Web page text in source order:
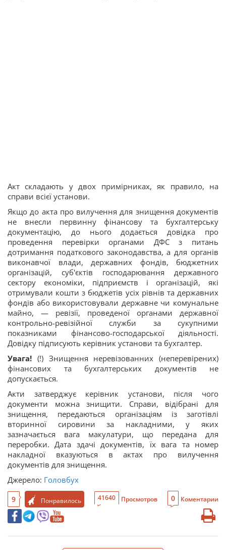
Акт складають у двох примірниках, як правило, на
справи всієї установи.
Якщо до акта про вилучення для знищення документів
не внесли первинну фінансову та бухгалтерську
документацію, до нього додається довідка про
проведення перевірки органами ДФС з питань
дотримання податкового законодавства, а для органів
виконавчої влади, державних фондів, бюджетних
організацій, суб'єктів господарювання державного
сектору економіки, підприємств і організацій, які
отримували кошти з бюджетів усіх рівнів та державних
фондів або використовували державне чи комунальне
майно, — ревізії, проведеної органами державної
контрольно-ревізійної служби за сукупними
показниками фінансово-господарської діяльності.
Довідку підписують керівник установи та бухгалтер.
Увага! (!) Знищення неревізованних (неперевірених)
фінансових та бухгалтерських документів не
допускається.
Акти затверджує керівник установи, після чого
документи можна знищити. Справи, відібрані для
знищення, передаються організаціям із заготівлі
вторинної сировини за накладними, у яких
зазначається вага макулатури, що передана для
переробки. Дата здачі документів, їх вага та номер
накладної вказуються в актах про вилучення
документів для знищення.
Джерело: Головбух
9 Понравилось 41640 Просмотров 0 Коментарии